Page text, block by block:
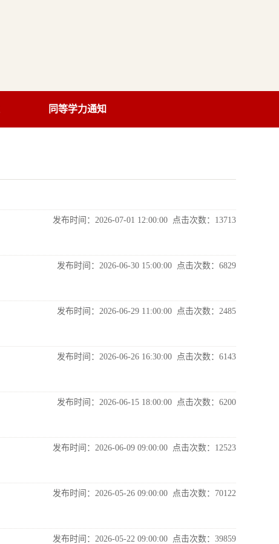
同等学力通知
发布时间：2026-07-01 12:00:00 点击次数： 13713
发布时间：2026-06-30 15:00:00 点击次数： 6829
发布时间：2026-06-29 11:00:00 点击次数： 2485
发布时间：2026-06-26 16:30:00 点击次数： 6143
发布时间：2026-06-15 18:00:00 点击次数： 6200
发布时间：2026-06-09 09:00:00 点击次数： 12523
发布时间：2026-05-26 09:00:00 点击次数： 70122
发布时间：2026-05-22 09:00:00 点击次数： 39859